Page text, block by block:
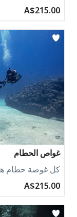
A$215.00
غواص الحطام
كل غوصة حطام
A$215.00